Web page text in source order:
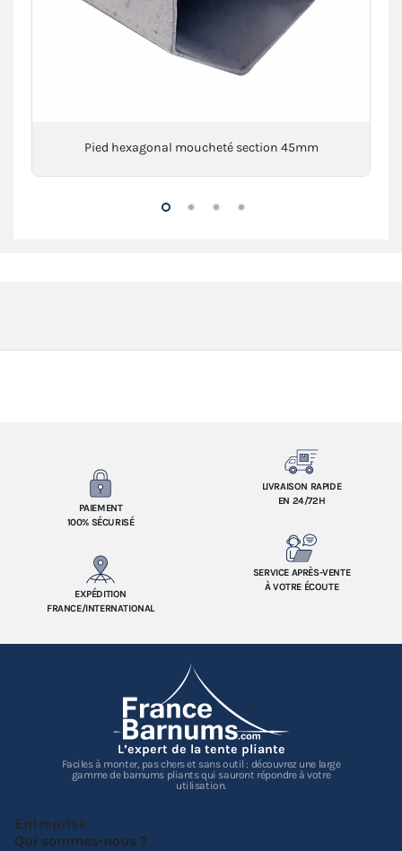
Pied hexagonal moucheté section 45mm
PAIEMENT
100% SÉCURISÉ
LIVRAISON RAPIDE
EN 24/72H
EXPÉDITION
FRANCE/INTERNATIONAL
SERVICE APRÈS-VENTE
À VOTRE ÉCOUTE
L’expert de la tente pliante
Faciles à monter, pas chers et sans outil : découvrez une large
gamme de barnums pliants qui sauront répondre à votre
utilisation.
Entreprise
Qui sommes-nous ?